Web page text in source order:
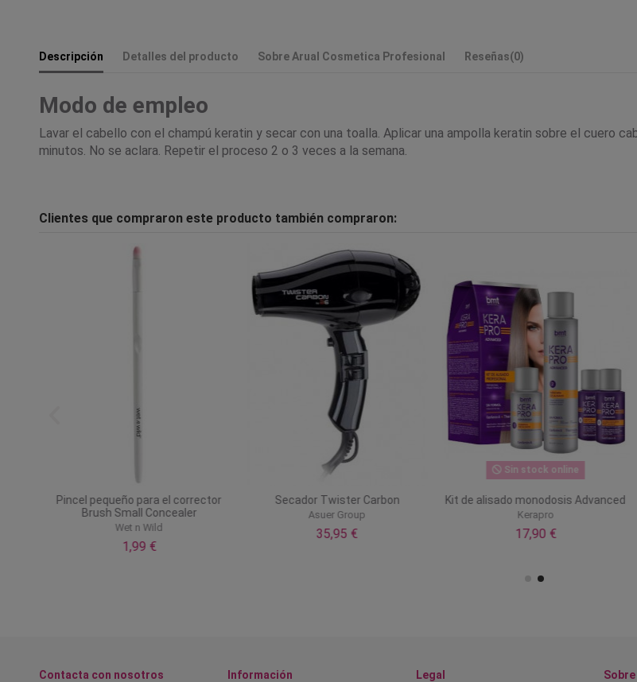
Descripción Detalles del producto Sobre Arual Cosmetica Profesional Reseñas(0)
Modo de empleo
Lavar el cabello con el champú keratin y secar con una toalla. Aplicar una ampolla keratin sobre el cuero
minutos. No se aclara. Repetir el proceso 2 o 3 veces a la semana.
Clientes que compraron este producto también compraron:
Pincel pequeño para el corrector
Brush Small Concealer
Wet n Wild
1,99 €
Secador Twister Carbon
Asuer Group
35,95 €
Sin stock online
Kit de alisado monodosis Advanced
Kerapro
17,90 €
Contacta con nosotros Información Legal